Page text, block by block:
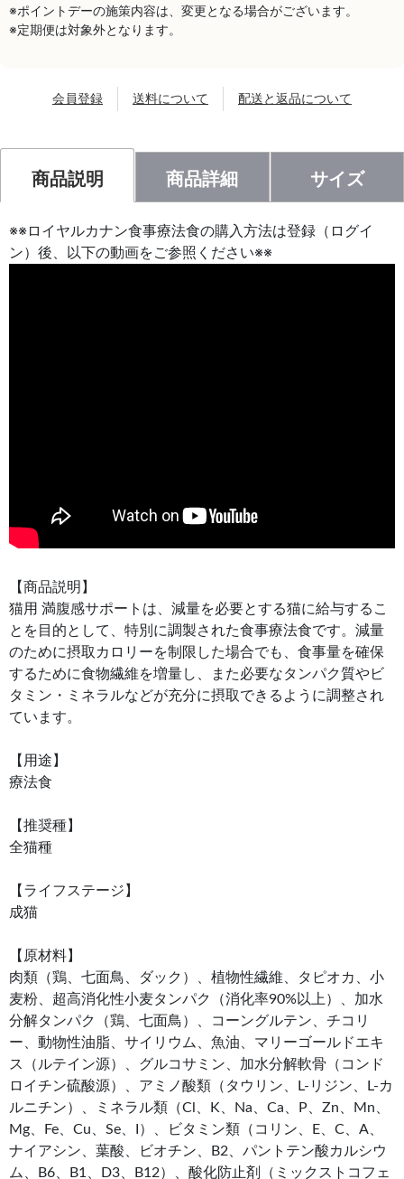
※ポイントデーの施策内容は、変更となる場合がございます。
※定期便は対象外となります。
会員登録 送料について 配送と返品について
商品説明 商品詳細 サイズ
※※ロイヤルカナン食事療法食の購入方法は登録（ログイ
ン）後、以下の動画をご参照ください※※
【商品説明】
猫用 満腹感サポートは、減量を必要とする猫に給与するこ
とを目的として、特別に調製された食事療法食です。減量
のために摂取カロリーを制限した場合でも、食事量を確保
するために食物繊維を増量し、また必要なタンパク質やビ
タミン・ミネラルなどが充分に摂取できるように調整され
ています。
【用途】
療法食
【推奨種】
全猫種
【ライフステージ】
成猫
【原材料】
肉類（鶏、七面鳥、ダック）、植物性繊維、タピオカ、小
麦粉、超高消化性小麦タンパク（消化率90%以上）、加水
分解タンパク（鶏、七面鳥）、コーングルテン、チコリ
ー、動物性油脂、サイリウム、魚油、マリーゴールドエキ
ス（ルテイン源）、グルコサミン、加水分解軟骨（コンド
ロイチン硫酸源）、アミノ酸類（タウリン、L-リジン、L-カ
ルニチン）、ミネラル類（Cl、K、Na、Ca、P、Zn、Mn、
Mg、Fe、Cu、Se、I）、ビタミン類（コリン、E、C、A、
ナイアシン、葉酸、ビオチン、B2、パントテン酸カルシウ
ム、B6、B1、D3、B12）、酸化防止剤（ミックストコフェ